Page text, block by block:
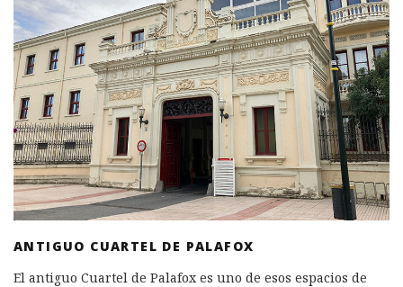
ANTIGUO CUARTEL DE PALAFOX
El antiguo Cuartel de Palafox es uno de esos espacios de